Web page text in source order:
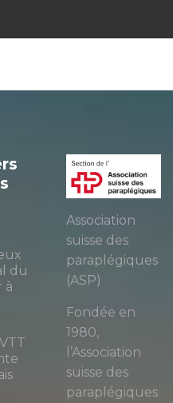
du
à
Association
suisse des
paraplégiques
(ASP)
Fondée en
1980,
l’Association
suisse des
paraplégiques